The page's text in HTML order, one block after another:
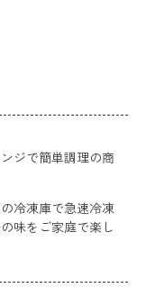
ジで簡単調理の商
冷凍庫で急速冷凍
味をご家庭で楽し